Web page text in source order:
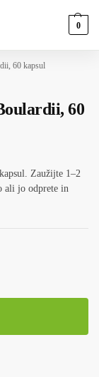
0
60 kapsul
60
Zaužijte 1–2
ali jo odprete in